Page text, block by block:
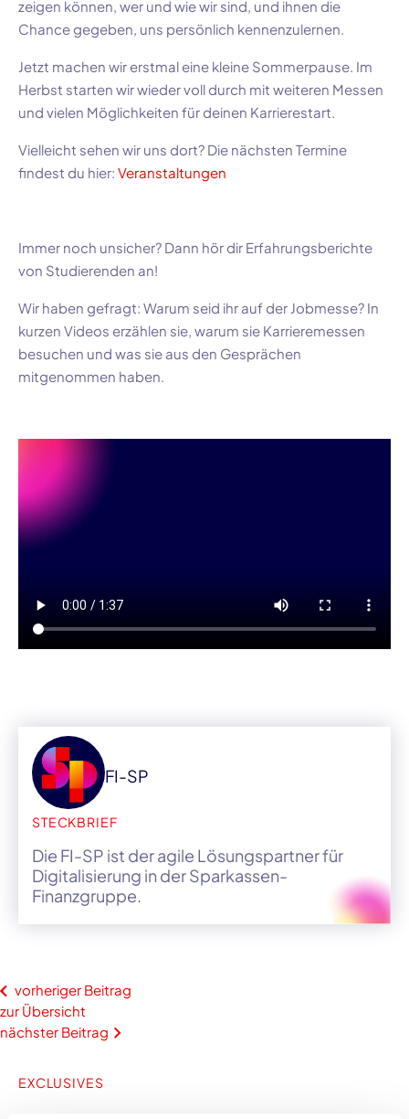
zeigen können, wer und wie wir sind, und ihnen die
Chance gegeben, uns persönlich kennenzulernen.
Jetzt machen wir erstmal eine kleine Sommerpause. Im
Herbst starten wir wieder voll durch mit weiteren Messen
und vielen Möglichkeiten für deinen Karrierestart.
Vielleicht sehen wir uns dort? Die nächsten Termine
findest du hier: Veranstaltungen
Immer noch unsicher? Dann hör dir Erfahrungsberichte
von Studierenden an!
Wir haben gefragt: Warum seid ihr auf der Jobmesse? In
kurzen Videos erzählen sie, warum sie Karrieremessen
besuchen und was sie aus den Gesprächen
mitgenommen haben.
FI-SP
STECKBRIEF
Die FI-SP ist der agile Lösungspartner für
Digitalisierung in der Sparkassen-
Finanzgruppe.
vorheriger Beitrag
zur Übersicht
nächster Beitrag
EXCLUSIVES